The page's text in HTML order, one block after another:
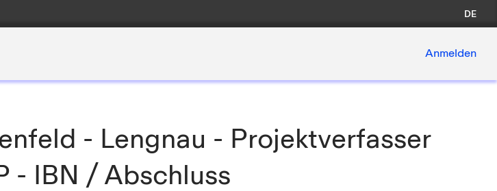
DE
Anmelden
- Lengnau - Projektverfasser
- IBN / Abschluss